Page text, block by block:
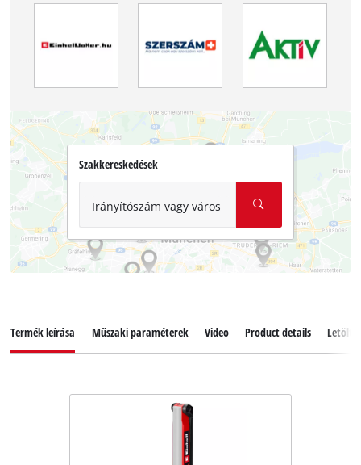
Szakkereskedések
Irányítószám vagy város
Termék leírása Műszaki paraméterek Video Product details